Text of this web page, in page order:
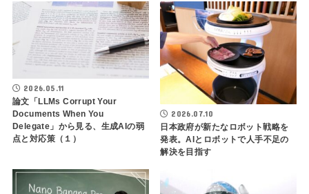
2026.05.11
論文「LLMs Corrupt Your
Documents When You
Delegate」から見る、生成AIの弱
点と対応策（１）
2026.07.10
日本政府が新たなロボット戦略を
発表。AIとロボットで人手不足の
解決を目指す